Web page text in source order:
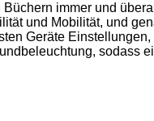
immer und
und Mobilität, und
Geräte
sodass